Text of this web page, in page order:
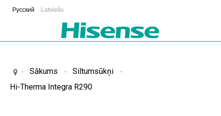
Русский Latviešu
Sākums
Siltumsūkņi
Hi-Therma Integra R290